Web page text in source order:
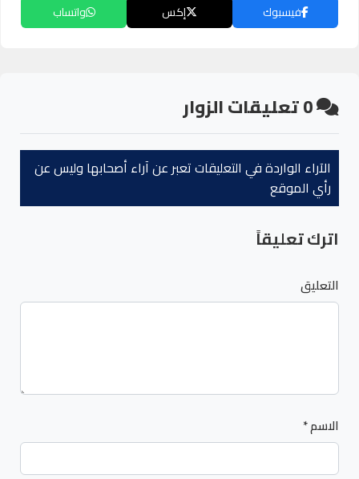
فيسبوك إكس واتساب
0تعليقات الزوار
الآراء الواردة في التعليقات تعبر عن آراء أصحابها وليس عن
رأي الموقع
اترك تعليقاً
التعليق
الاسم*